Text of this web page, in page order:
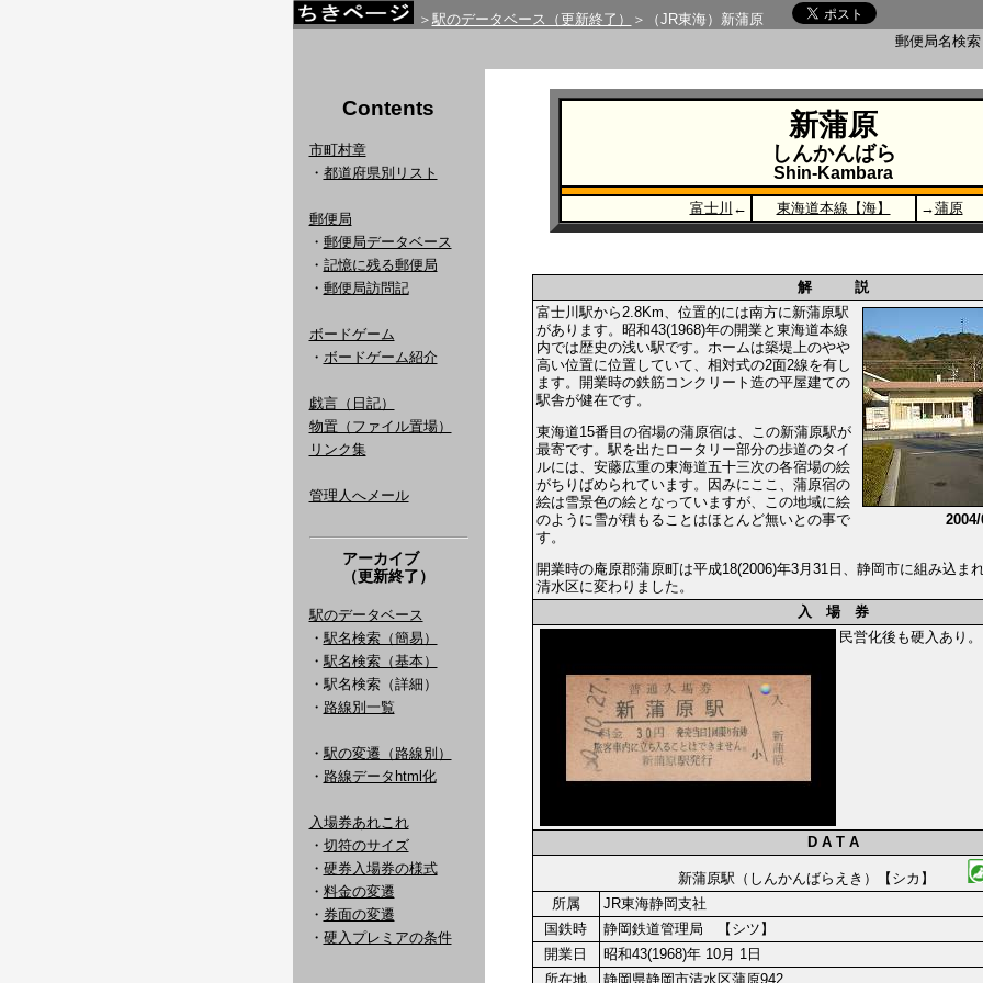
＞ 駅のデータベース（更新終了）
＞（JR東海）新蒲原
郵便局名検
Contents
市町村章
・ 都道府県別リスト
郵便局
・ 郵便局データベース
・ 記憶に残る郵便局
・ 郵便局訪問記
ボードゲーム
・ ボードゲーム紹介
戯言（日記）
物置（ファイル置場）
リンク集
管理人へメール
アーカイブ
（更新終了）
駅のデータベース
・ 駅名検索（簡易）
・ 駅名検索（基本）
・駅名検索（詳細）
・ 路線別一覧
・ 駅の変遷（路線別）
・ 路線データhtml化
入場券あれこれ
・ 切符のサイズ
・ 硬券入場券の様式
・ 料金の変遷
・ 券面の変遷
・ 硬入プレミアの条件
新蒲原
しんかんばら
Shin-Kambara
富士川 ← 東海道本線【海】 →蒲原
解 説
富士川駅から2.8Km、位置的には南方に新蒲原駅
があります。昭和43(1968)年の開業と東海道本線
内では歴史の浅い駅です。ホームは築堤上のやや
高い位置に位置していて、相対式の2面2線を有し
ます。開業時の鉄筋コンクリート造の平屋建ての
駅舎が健在です。
東海道15番目の宿場の蒲原宿は、この新蒲原駅が
最寄です。駅を出たロータリー部分の歩道のタイ
ルには、安藤広重の東海道五十三次の各宿場の絵
がちりばめられています。因みにここ、蒲原宿の
絵は雪景色の絵となっていますが、この地域に絵
のように雪が積もることはほとんど無いとの事で
す。
開業時の庵原郡蒲原町は平成18(2006)年3月31日、静岡市に組み込ま
清水区に変わりました。
入 場 券
民営化後も硬入あり。
D A T A
新蒲原駅（しんかんばらえき）【シカ】
所属
JR東海静岡支社
国鉄時
静岡鉄道管理局 【シツ】
開業日
昭和43(1968)年 10月 1日
所在地
静岡県静岡市清水区蒲原942